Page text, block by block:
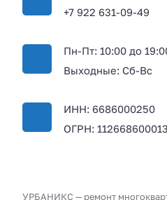
+7 922 631-09-49
Пн-Пт: 10:00 до
Выходные: Сб-Вс
ИНН: 6686000250
ОГРН:
УРБАНИКС — ремонт